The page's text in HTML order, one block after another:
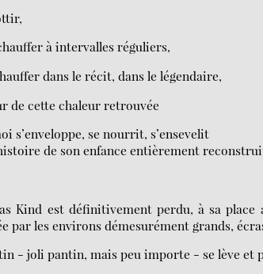
à intervalles réguliers,
dans le récit, dans le légendaire,
de cette chaleur retrouvée
s’enveloppe, se nourrit, s’ensevelit
de son enfance entièrement
Kind est définitivement perdu, à sa
par les environs démesurément grands,
- joli pantin, mais peu importe - se lève et